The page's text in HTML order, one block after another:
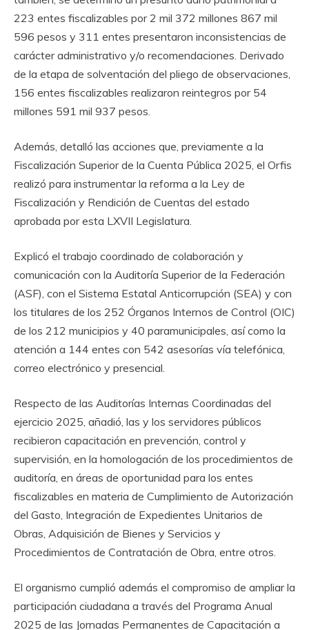
223 entes fiscalizables por 2 mil 372 millones 867 mil
596 pesos y 311 entes presentaron inconsistencias de
carácter administrativo y/o recomendaciones. Derivado
de la etapa de solventación del pliego de observaciones,
156 entes fiscalizables realizaron reintegros por 54
millones 591 mil 937 pesos.
Además, detalló las acciones que, previamente a la
Fiscalización Superior de la Cuenta Pública 2025, el Orfis
realizó para instrumentar la reforma a la Ley de
Fiscalización y Rendición de Cuentas del estado
aprobada por esta LXVII Legislatura.
Explicó el trabajo coordinado de colaboración y
comunicación con la Auditoría Superior de la Federación
(ASF), con el Sistema Estatal Anticorrupción (SEA) y con
los titulares de los 252 Órganos Internos de Control (OIC)
de los 212 municipios y 40 paramunicipales, así como la
atención a 144 entes con 542 asesorías vía telefónica,
correo electrónico y presencial.
Respecto de las Auditorías Internas Coordinadas del
ejercicio 2025, añadió, las y los servidores públicos
recibieron capacitación en prevención, control y
supervisión, en la homologación de los procedimientos de
auditoría, en áreas de oportunidad para los entes
fiscalizables en materia de Cumplimiento de Autorización
del Gasto, Integración de Expedientes Unitarios de
Obras, Adquisición de Bienes y Servicios y
Procedimientos de Contratación de Obra, entre otros.
El organismo cumplió además el compromiso de ampliar la
participación ciudadana a través del Programa Anual
2025 de las Jornadas Permanentes de Capacitación a